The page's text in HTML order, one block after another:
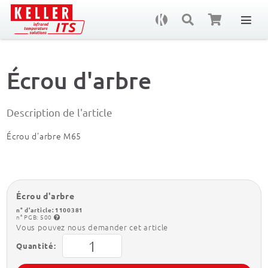
Écrou d'arbre
Description de l'article
Écrou d'arbre M65
Écrou d'arbre
n° d'article: 1100381
n° PGB: 500
Vous pouvez nous demander cet article
Quantité: